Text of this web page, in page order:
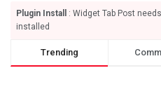
Plugin Install
: Widget Tab Post
installed
Trending